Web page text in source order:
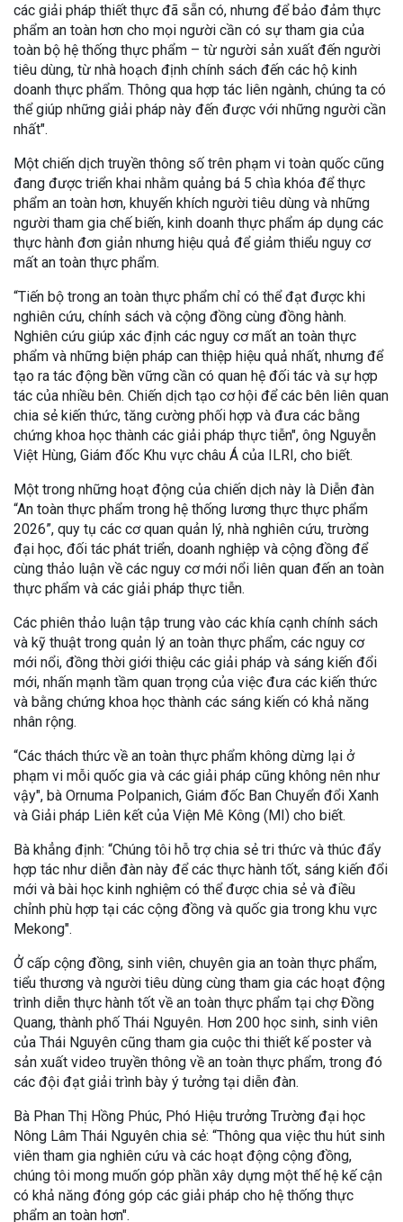
các giải pháp thiết thực đã sẵn có, nhưng để bảo đảm thực
phẩm an toàn hơn cho mọi người cần có sự tham gia của
toàn bộ hệ thống thực phẩm – từ người sản xuất đến người
tiêu dùng, từ nhà hoạch định chính sách đến các hộ kinh
doanh thực phẩm. Thông qua hợp tác liên ngành, chúng ta có
thể giúp những giải pháp này đến được với những người cần
nhất".
Một chiến dịch truyền thông số trên phạm vi toàn quốc cũng
đang được triển khai nhằm quảng bá 5 chìa khóa để thực
phẩm an toàn hơn, khuyến khích người tiêu dùng và những
người tham gia chế biến, kinh doanh thực phẩm áp dụng các
thực hành đơn giản nhưng hiệu quả để giảm thiểu nguy cơ
mất an toàn thực phẩm.
“Tiến bộ trong an toàn thực phẩm chỉ có thể đạt được khi
nghiên cứu, chính sách và cộng đồng cùng đồng hành.
Nghiên cứu giúp xác định các nguy cơ mất an toàn thực
phẩm và những biện pháp can thiệp hiệu quả nhất, nhưng để
tạo ra tác động bền vững cần có quan hệ đối tác và sự hợp
tác của nhiều bên. Chiến dịch tạo cơ hội để các bên liên quan
chia sẻ kiến thức, tăng cường phối hợp và đưa các bằng
chứng khoa học thành các giải pháp thực tiễn", ông Nguyễn
Việt Hùng, Giám đốc Khu vực châu Á của ILRI, cho biết.
Một trong những hoạt động của chiến dịch này là Diễn đàn
“An toàn thực phẩm trong hệ thống lương thực thực phẩm
2026”, quy tụ các cơ quan quản lý, nhà nghiên cứu, trường
đại học, đối tác phát triển, doanh nghiệp và cộng đồng để
cùng thảo luận về các nguy cơ mới nổi liên quan đến an toàn
thực phẩm và các giải pháp thực tiễn.
Các phiên thảo luận tập trung vào các khía cạnh chính sách
và kỹ thuật trong quản lý an toàn thực phẩm, các nguy cơ
mới nổi, đồng thời giới thiệu các giải pháp và sáng kiến đổi
mới, nhấn mạnh tầm quan trọng của việc đưa các kiến thức
và bằng chứng khoa học thành các sáng kiến có khả năng
nhân rộng.
“Các thách thức về an toàn thực phẩm không dừng lại ở
phạm vi mỗi quốc gia và các giải pháp cũng không nên như
vậy", bà Ornuma Polpanich, Giám đốc Ban Chuyển đổi Xanh
và Giải pháp Liên kết của Viện Mê Kông (MI) cho biết.
Bà khẳng định: “Chúng tôi hỗ trợ chia sẻ tri thức và thúc đẩy
hợp tác như diễn đàn này để các thực hành tốt, sáng kiến đổi
mới và bài học kinh nghiệm có thể được chia sẻ và điều
chỉnh phù hợp tại các cộng đồng và quốc gia trong khu vực
Mekong".
Ở cấp cộng đồng, sinh viên, chuyên gia an toàn thực phẩm,
tiểu thương và người tiêu dùng cùng tham gia các hoạt động
trình diễn thực hành tốt về an toàn thực phẩm tại chợ Đồng
Quang, thành phố Thái Nguyên. Hơn 200 học sinh, sinh viên
của Thái Nguyên cũng tham gia cuộc thi thiết kế poster và
sản xuất video truyền thông về an toàn thực phẩm, trong đó
các đội đạt giải trình bày ý tưởng tại diễn đàn.
Bà Phan Thị Hồng Phúc, Phó Hiệu trưởng Trường đại học
Nông Lâm Thái Nguyên chia sẻ: “Thông qua việc thu hút sinh
viên tham gia nghiên cứu và các hoạt động cộng đồng,
chúng tôi mong muốn góp phần xây dựng một thế hệ kế cận
có khả năng đóng góp các giải pháp cho hệ thống thực
phẩm an toàn hơn".